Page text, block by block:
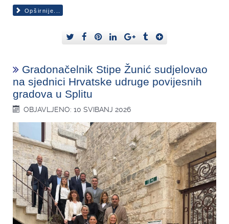
Opširnije...
Gradonačelnik Stipe Žunić sudjelovao
na sjednici Hrvatske udruge povijesnih
gradova u Splitu
OBJAVLJENO: 10 SVIBANJ 2026